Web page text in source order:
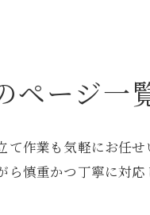
ページ一
作業も気軽にお任
慎重かつ丁寧に対